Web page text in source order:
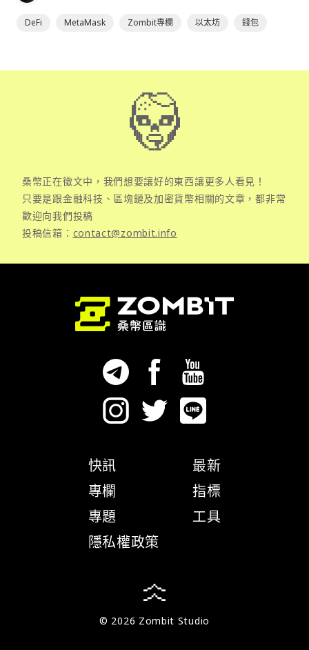
DeFi MetaMask Zombit專欄 以太坊 錢包
桑幣正在徵文中，我們想要讓好的東西讓更多人看見！
只要是跟金融科技、區塊鏈及加密貨幣相關的文章，都非常
歡迎向我們投稿
投稿信箱： contact@zombit.info
快訊
專欄
專題
隱私權政策
最新
指標
工具
© 2026 Zombit Studio